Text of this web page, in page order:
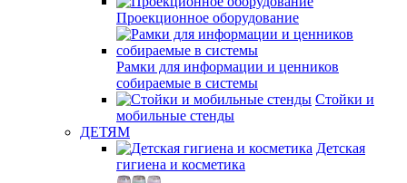
Проекционное оборудование
Рамки для информации и ценников
собираемые в системы
Стойки и
мобильные стенды
ДЕТЯМ
Детская
гигиена и косметика